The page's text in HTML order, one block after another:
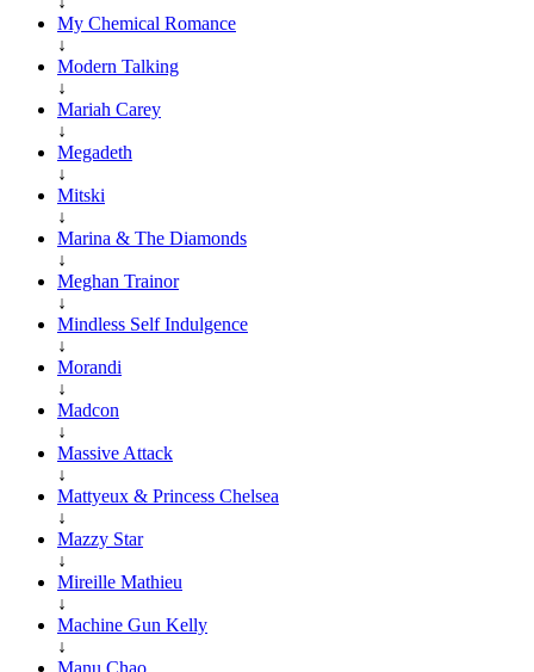
My Chemical Romance
↓
Modern Talking
↓
Mariah Carey
↓
Megadeth
↓
Mitski
↓
Marina & The Diamonds
↓
Meghan Trainor
↓
Mindless Self Indulgence
↓
Morandi
↓
Madcon
↓
Massive Attack
↓
Mattyeux & Princess Chelsea
↓
Mazzy Star
↓
Mireille Mathieu
↓
Machine Gun Kelly
↓
Manu Chao